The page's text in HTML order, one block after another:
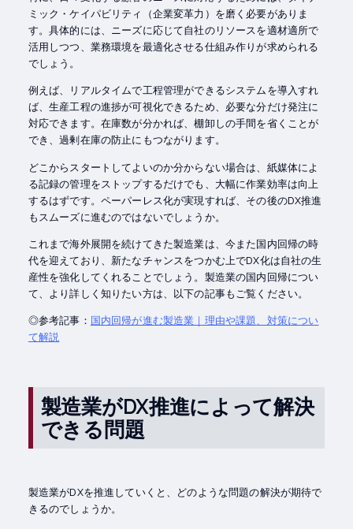
ミック・ケイパビリティ（企業変革力）を磨く必要がありま
す。具体的には、ニーズに応じて自社のリソースを適材適所で
活用しつつ、業務環境を最適化させる仕組み作りが求められる
でしょう。
例えば、リアルタイムで工程管理ができるシステムを導入すれ
ば、生産工程の進捗が可視化できるため、必要な分だけ発注に
対応できます。在庫数が分かれば、棚卸しの手間を省くことが
でき、過剰在庫の防止にもつながります。
どこからスタートしてよいのか分からない場合は、紙媒体によ
る記録の管理をストップするだけでも、大幅に作業効率は向上
するはずです。ペーパーレス化が実現すれば、その後のDX推進
もスムーズに進むのではないでしょうか。
これまで海外展開を続けてきた製造業は、今また国内回帰の時
代を迎えており、新たなチャンスをつかむ上でDX化は自社の生
産性を強化してくれることでしょう。製造業の国内回帰につい
て、より詳しく知りたい方は、以下の記事もご覧ください。
◎参考記事： 国内回帰が進む製造業｜理由や課題、対策につい
て解説
製造業がDX推進によって解決
できる問題
製造業がDXを推進していくと、どのような問題の解決が期待で
きるのでしょうか。